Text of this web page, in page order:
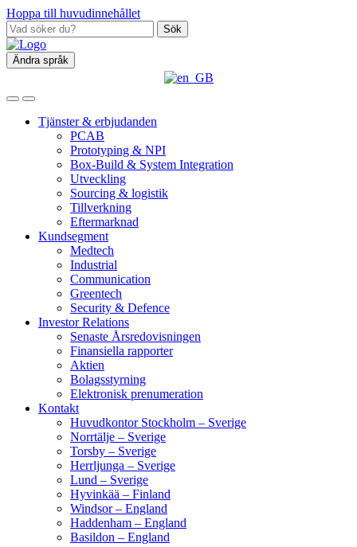
Hoppa till huvudinnehållet
Sök
Ändra språk
Tjänster & erbjudanden
PCAB
Prototyping & NPI
Box‑Build & System Integration
Utveckling
Sourcing & logistik
Tillverkning
Eftermarknad
Kundsegment
Medtech
Industrial
Communication
Greentech
Security & Defence
Investor Relations
Senaste Årsredovisningen
Finansiella rapporter
Aktien
Bolagsstyrning
Elektronisk prenumeration
Kontakt
Huvudkontor Stockholm – Sverige
Norrtälje – Sverige
Torsby – Sverige
Herrljunga – Sverige
Lund – Sverige
Hyvinkää – Finland
Windsor – England
Haddenham – England
Basildon – England